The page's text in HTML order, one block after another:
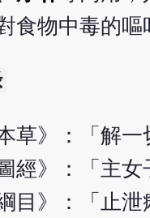
食物中毒的嘔
草》：「解
經》：「主
目》：「止